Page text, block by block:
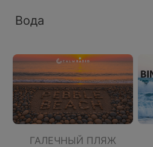
Вода
ГАЛЕЧНЫЙ ПЛЯЖ